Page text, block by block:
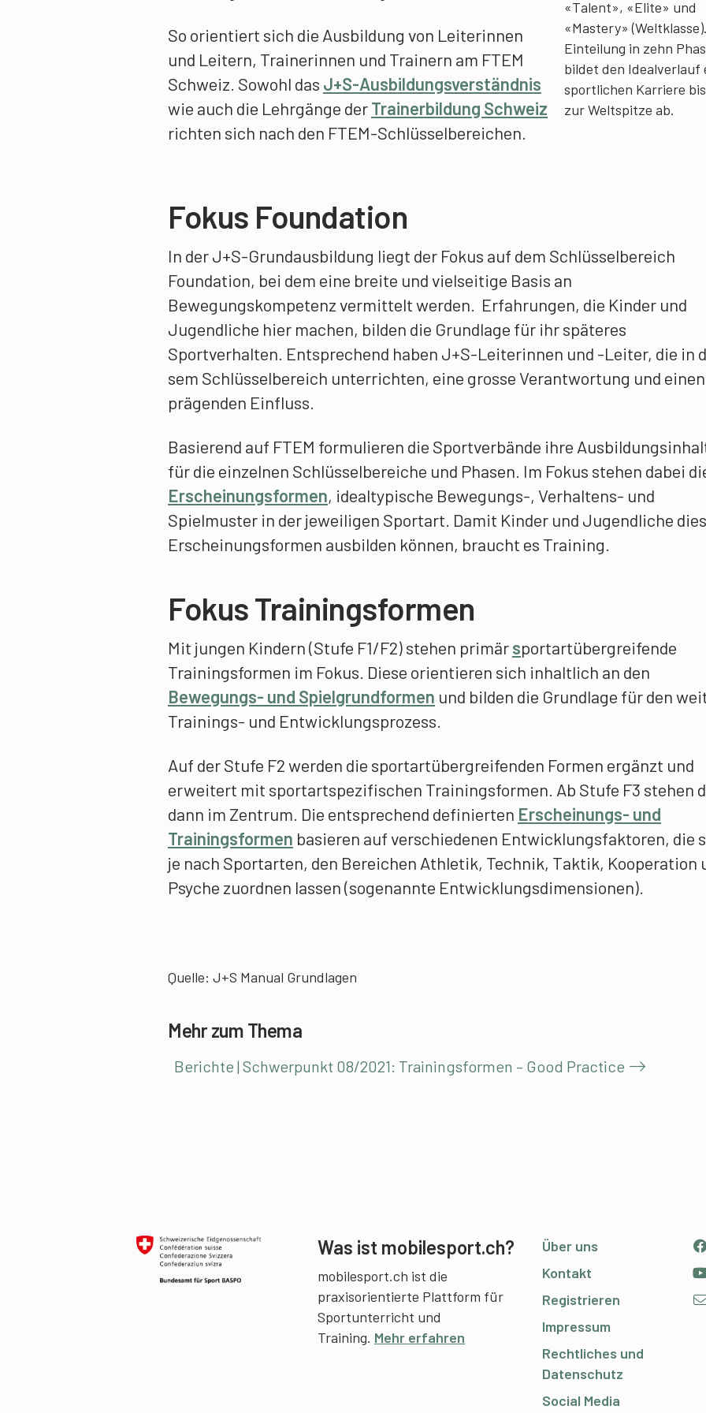
«Talent», «Elite» und
«Mastery»
Einteilung in zehn
bildet den Idealverlauf
sportlichen Karriere
zur Weltspitze ab.
So orientiert sich die Ausbildung von Leiterinnen
und Leitern, Trainerinnen und Trainern am FTEM
Schweiz. Sowohl das J+S-Aus­bildungsverständnis
wie auch die Lehrgänge derTrainerbildung Schweiz
richten sich nach den FTEM-Schlüsselbereichen.
Fokus Foundation
In der J+S-Grundausbildung liegt der Fokus auf dem Schlüsselbereich
Foundation, bei dem eine breite und vielseitige Basis an
Bewegungskompetenz vermittelt werden. Erfahrungen, die Kinder und
Jugendliche hier machen, bilden die Grundlage für ihr späteres
Sportverhalten. Entsprechend ha­ben J+S-Leiterinnen und -Leiter, die in
sem Schlüsselbereich unterrichten, eine grosse Verantwortung und einen
prägenden Einfluss.
Basierend auf FTEM formulieren die Sportverbände ihre
für die einzelnen Schlüsselbereiche und Phasen. Im Fokus stehen dabei
Erscheinungsformen, idealtypische Bewegungs-, Verhal­tens- und
Spielmuster in der jewei­ligen Sportart. Damit Kinder und Ju­gendliche
Erscheinungsformen ausbilden können, braucht es Training.
Fokus Trainingsformen
Mit jungen Kindern (Stufe F1/F2) stehen primärsportartübergreifende
Trainingsformen im Fokus. Diese orientieren sich inhaltlich an den
Bewegungs- und Spielgrundformen und bilden die Grundlage für den
Trainings- und Entwicklungs­prozess.
Auf der Stufe F2 werden die sportartübergreifenden Formen ergänzt und
erweitert mit sportartspezifischen Trainingsformen. Ab Stufe F3 stehen
dann im Zentrum. Die entsprechend definierten Erschei­nungs- und
Trainingsformen basieren auf verschiedenen Entwicklungsfaktoren, die
je nach Sportarten, den Berei­chen Athletik, Technik, Taktik, Koope­ration
Psyche zuordnen lassen (sogenannte Entwicklungsdimensionen).
Quelle: J+S Manual Grundlagen
Mehr zum Thema
Berichte | Schwerpunkt 08/2021: Trainingsformen – Good Practice
Was ist mobilesport.ch?
mobilesport.ch ist die
praxisorientierte Plattform für
Sportunterricht und
Training. Mehr erfahren
Über uns
Kontakt
Registrieren
Impressum
Rechtliches und
Datenschutz
Social Media